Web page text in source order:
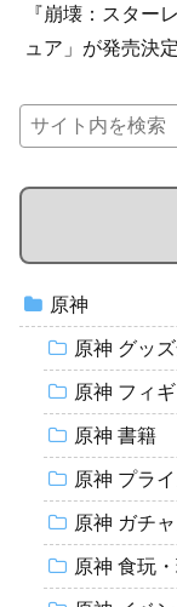
『崩壊：スター
ュア」が発売決
原神
原神 グッ
原神 フィ
原神 書籍
原神 プラ
原神 ガチ
原神 食玩